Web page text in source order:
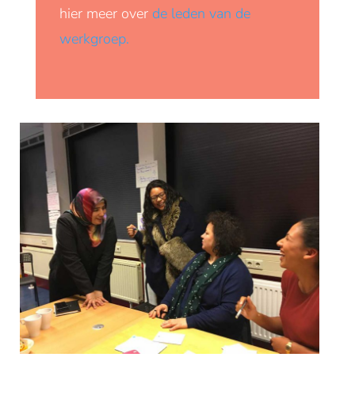
hier meer over de leden van de
werkgroep.